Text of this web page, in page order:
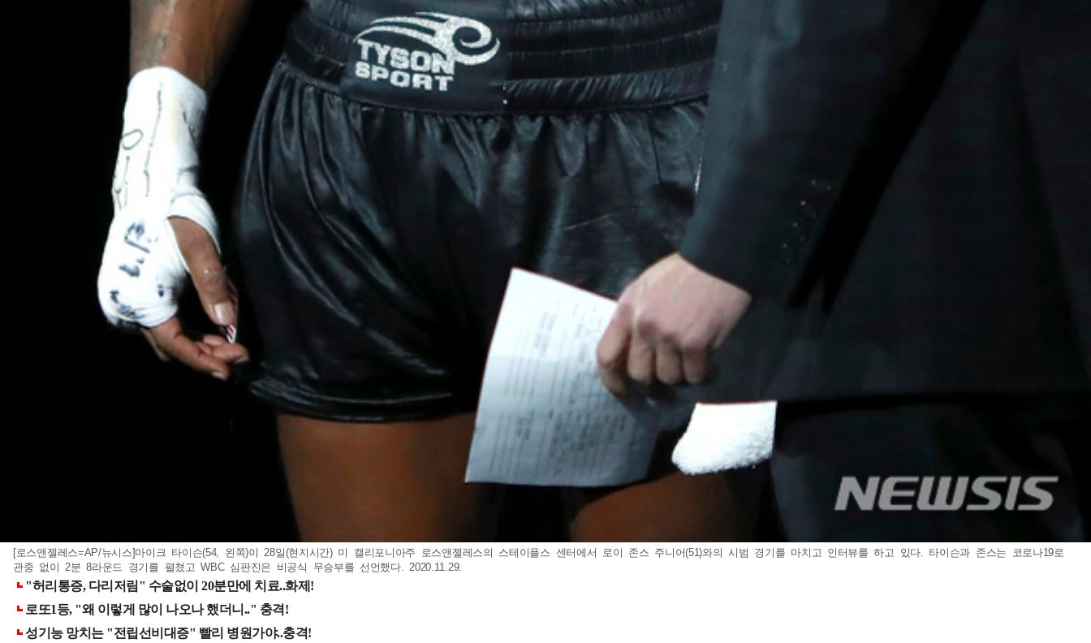
[로스앤젤레스=AP/뉴시스]마이크 타이슨(54, 왼쪽)이 28일(현지시간) 미 캘리포니아주 로스앤젤레스의 스테이플스 센터에서 로이 존스 주니어(51)와의 시범 경기를 마치고 인터뷰를 하고 있다. 타이슨과 존스는 코로나19로
관중 없이 2분 8라운드 경기를 펼쳤고 WBC 심판진은 비공식 무승부를 선언했다. 2020.11.29.